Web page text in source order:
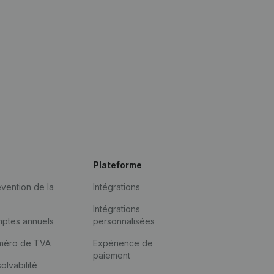
de la
annuels
de TVA
Plateforme
Intégrations
Intégrations
personnalisées
Expérience de
paiement